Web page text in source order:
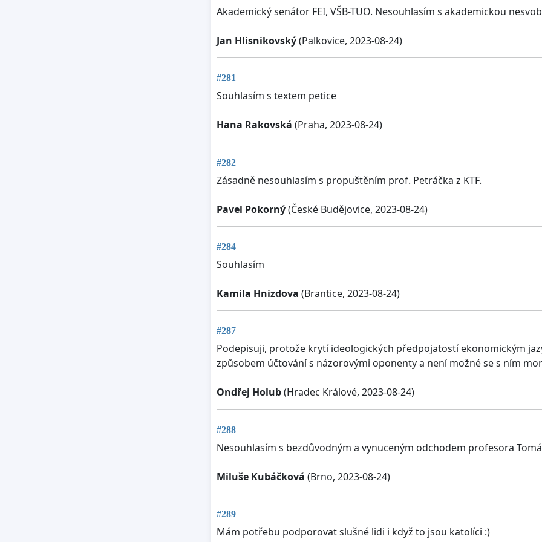
Akademický senátor FEI, VŠB-TUO. Nesouhlasím s akademickou
Jan Hlisnikovský(Palkovice, 2023-08-24)
#281
Souhlasím s textem petice
Hana Rakovská (Praha, 2023-08-24)
#282
Zásadně nesouhlasím s propuštěním prof. Petráčka z KTF.
Pavel Pokorný(České Budějovice, 2023-08-24)
#284
Souhlasím
Kamila Hnizdova (Brantice, 2023-08-24)
#287
Podepisuji, protože krytí ideologických předpojatostí ekonomickým
způsobem účtování s názorovými oponenty a není možné se s ním
Ondřej Holub(Hradec Králové, 2023-08-24)
#288
Nesouhlasím s bezdůvodným a vynuceným odchodem profesora
Miluše Kubáčková (Brno, 2023-08-24)
#289
Mám potřebu podporovat slušné lidi i když to jsou katolíci :)